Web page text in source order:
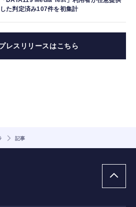
した判定済み107件を初集計
レスリリースはこちら
記事